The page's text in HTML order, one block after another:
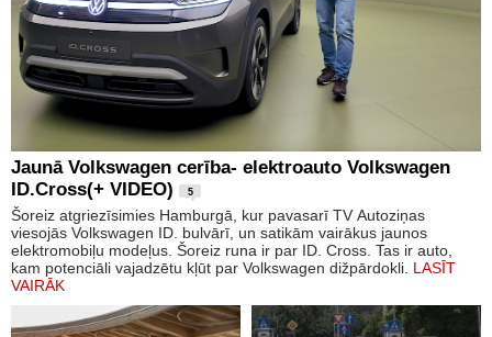
Jaunā Volkswagen cerība- elektroauto Volkswagen
ID.Cross(+ VIDEO)
5
Šoreiz atgriezīsimies Hamburgā, kur pavasarī TV Autoziņas
viesojās Volkswagen ID. bulvārī, un satikām vairākus jaunos
elektromobiļu modeļus. Šoreiz runa ir par ID. Cross. Tas ir auto,
kam potenciāli vajadzētu kļūt par Volkswagen dižpārdokli. LASĪT
VAIRĀK